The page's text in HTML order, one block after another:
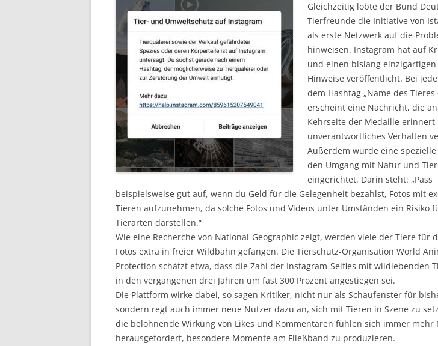
Gleichzeitig lobte der Bund
Tierfreunde die Initiative von
als erste Netzwerk auf die
hinweisen. Instagram hat auf
und einen bislang einzigartigen
Hinweise veröffentlicht. Bei
dem Hashtag „Name des Tieres
erscheint eine Nachricht, die
Kehrseite der Medaille erinnert
unverantwortliches Verhalten
Außerdem wurde eine
den Umgang mit Natur und
eingerichtet. Darin steht: „Pass
beispielsweise gut auf, wenn du Geld für die Gelegenheit bezahlst, Fotos mit
Tieren aufzunehmen, da solche Fotos und Videos unter Umständen ein Risiko
Tierarten darstellen.“
Wie eine Recherche von National-Geographic zeigt, werden viele der Tiere für
Fotos extra in freier Wildbahn gefangen. Die Tierschutz-Organisation World
Protection schätzt etwa, dass die Zahl der Instagram-Selfies mit wildlebenden
in den vergangenen drei Jahren um fast 300 Prozent angestiegen sei.
Die Plattform wirke dabei, so sagen Kritiker, nicht nur als Schaufenster für
sondern regt auch immer neue Nutzer dazu an, sich mit Tieren in Szene zu
die belohnende Wirkung von Likes und Kommentaren fühlen sich immer mehr
herausgefordert, besondere Momente am Fließband zu produzieren.